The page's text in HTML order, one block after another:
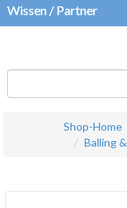
Wissen / Partner
Shop-Home
Balling